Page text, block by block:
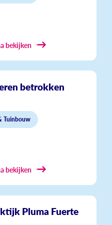
bekijken
betrokken
Tuinbouw
bekijken
Pluma Fuerte